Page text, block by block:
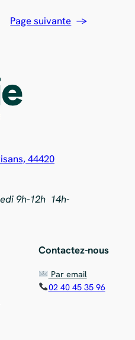
Page suivante →
44420
9h-12h 14h-
Contactez-nous
Par email
02 40 45 35 96